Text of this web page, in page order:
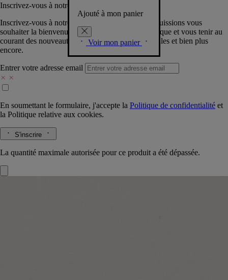
Ajouté à mon panier
Voir mon panier
Inscrivez-vous à notre Newsletter
Inscrivez-vous à notre newsletter pour que nous puissions vous
souhaiter la bienvenue dans la communauté Diptyque et vous tenir au
courant des nouveautés, événements, offres spéciales et bien plus
encore.
Entrer votre adresse email
En soumettant le formulaire, j'accepte la Politique de confidentialité et
la Politique relative aux cookies.
S'inscrire
La quantité maximale autorisée pour ce produit a été dépassée.